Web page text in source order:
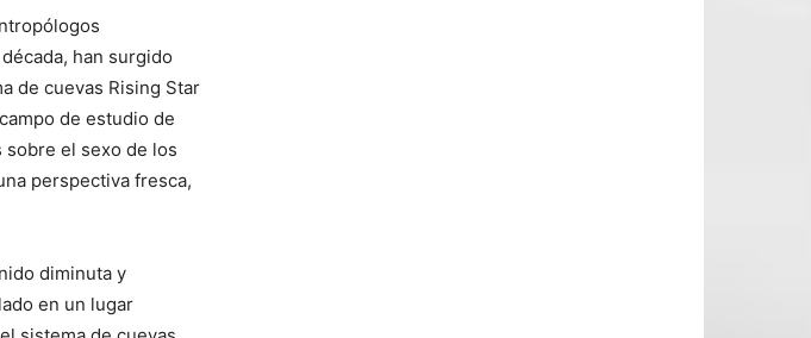
han surgido
de cuevas Rising Star
de estudio de
sobre el sexo de los
perspectiva fresca,
diminuta y
en un lugar